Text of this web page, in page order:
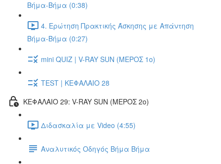
Βήμα-Βήμα (0:38)
4. Ερώτηση Πρακτικής Άσκησης με Απάντηση
Βήμα-Βήμα (0:27)
mini QUIZ | V-RAY SUN (ΜΕΡΟΣ 1o)
TEST | ΚΕΦΑΛΑΙΟ 28
ΚΕΦΑΛΑΙΟ 29: V-RAY SUN (ΜΕΡΟΣ 2o)
Διδασκαλία με Video (4:55)
Αναλυτικός Οδηγός Βήμα Βήμα